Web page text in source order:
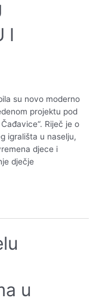
I
su novo moderno
projektu pod
Riječ je o
igrališta u naselju,
djece i
dječje
u